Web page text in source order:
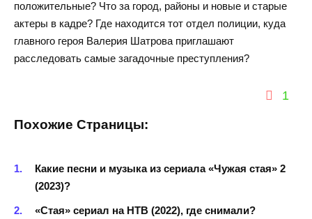
положительные? Что за город, районы и новые и старые
актеры в кадре? Где находится тот отдел полиции, куда
главного героя Валерия Шатрова приглашают
расследовать самые загадочные преступления?
1
Похожие Страницы:
Какие песни и музыка из сериала «Чужая стая» 2
(2023)?
«Стая» сериал на НТВ (2022), где снимали?